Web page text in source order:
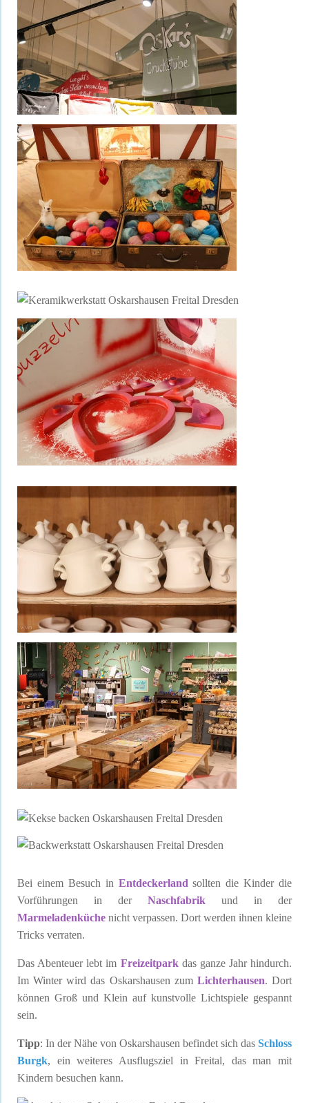
Bei einem Besuch in Entdeckerlandsollten die Kinder die
Vorführungen in der Naschfabrik und in der
Marmeladenküche nicht verpassen. Dort werden ihnen kleine
Tricks verraten.
Das Abenteuer lebt im Freizeitpark das ganze Jahr hindurch.
Im Winter wird das Oskarshausen zum Lichterhausen. Dort
können Groß und Klein auf kunstvolle Lichtspiele gespannt
sein.
Tipp: In der Nähe von Oskarshausen befindet sich das Schloss
Burgk, ein weiteres Ausflugsziel in Freital, das man mit
Kindern besuchen kann.